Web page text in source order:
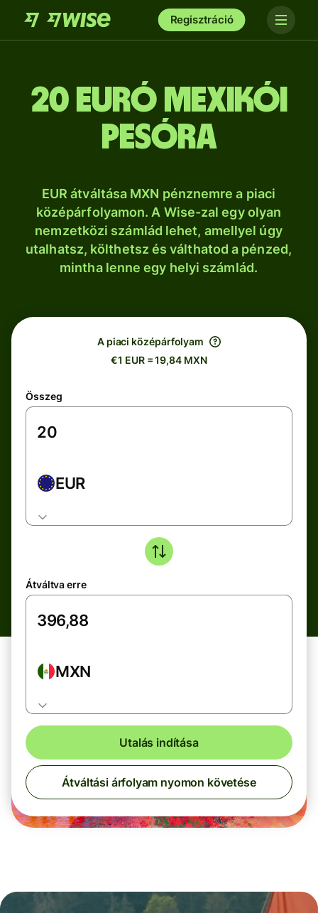
Regisztráció
20 euró mexikói
pesóra
EUR átváltása MXN pénznemre a piaci
középárfolyamon. A Wise-zal egy olyan
nemzetközi számlád lehet, amellyel úgy
utalhatsz, költhetsz és válthatod a pénzed,
mintha lenne egy helyi számlád.
A piaci középárfolyam
€1 EUR = 19,84 MXN
Összeg
EUR
Átváltva erre
MXN
Utalás indítása
Átváltási árfolyam nyomon követése